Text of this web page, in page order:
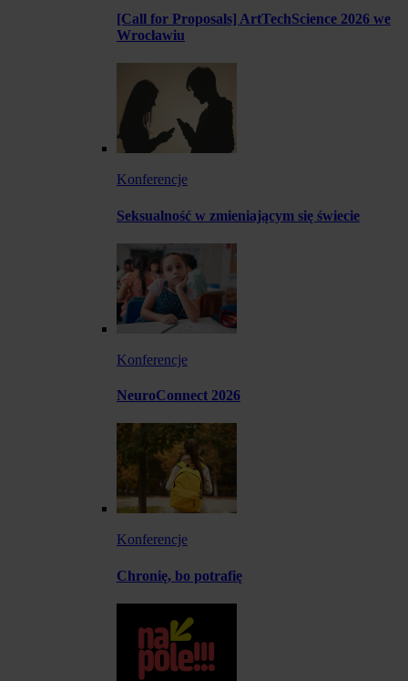
[Call for Proposals] ArtTechScience 2026 we
Wrocławiu
Konferencje
Seksualność w zmieniającym się świecie
Konferencje
NeuroConnect 2026
Konferencje
Chronię, bo potrafię